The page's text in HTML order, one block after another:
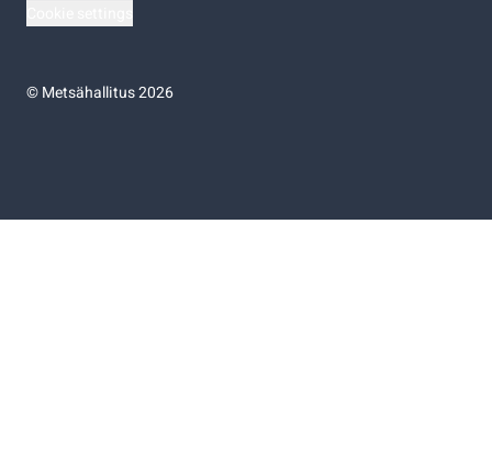
©Metsähallitus 2026